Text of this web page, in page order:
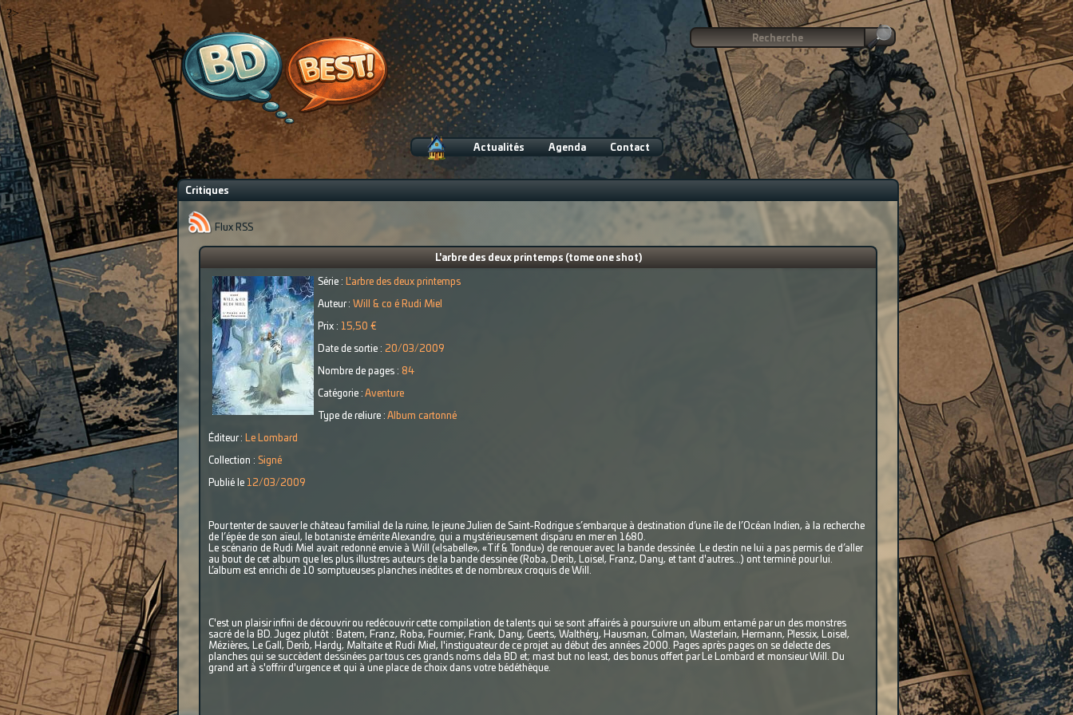
?>
Actualités Agenda Contact
Critiques
Flux RSS
L'arbre des deux printemps (tome one shot)
Série : L'arbre des deux printemps
Auteur : Will & co é Rudi Miel
Prix : 15,50 €
Date de sortie : 20/03/2009
Nombre de pages : 84
Catégorie : Aventure
Type de reliure : Album cartonné
Éditeur : Le Lombard
Collection : Signé
Publié le 12/03/2009
Pour tenter de sauver le château familial de la ruine, le jeune Julien de Saint-Rodrigue s’embarque à destination d’une île de l’Océan Indien, à la recherche
de l’épée de son aïeul, le botaniste émérite Alexandre, qui a mystérieusement disparu en mer en 1680.
Le scénario de Rudi Miel avait redonné envie à Will («Isabelle», «Tif & Tondu») de renouer avec la bande dessinée. Le destin ne lui a pas permis de d’aller
au bout de cet album que les plus illustres auteurs de la bande dessinée (Roba, Derib, Loisel, Franz, Dany, et tant d'autres...) ont terminé pour lui.
L’album est enrichi de 10 somptueuses planches inédites et de nombreux croquis de Will.
C'est un plaisir infini de découvrir ou redécouvrir cette compilation de talents qui se sont affairés à poursuivre un album entamé par un des monstres
sacré de la BD. Jugez plutôt : Batem, Franz, Roba, Fournier, Frank, Dany, Geerts, Walthéry, Hausman, Colman, Wasterlain, Hermann, Plessix, Loisel,
Mézières, Le Gall, Derib, Hardy, Maltaite et Rudi Miel, l'instiguateur de ce projet au début des années 2000. Pages après pages on se delecte des
planches qui se succèdent dessinées par tous ces grands noms dela BD et; mast but no least, des bonus offert par Le Lombard et monsieur Will. Du
grand art à s'offrir d'urgence et qui à une place de choix dans votre bédéthèque.